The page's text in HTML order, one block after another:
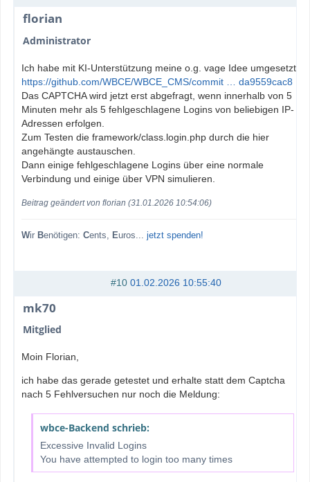
florian
Administrator
Ich habe mit KI-Unterstützung meine o.g. vage Idee umgesetzt.
https://github.com/WBCE/WBCE_CMS/commit … da9559cac8
Das CAPTCHA wird jetzt erst abgefragt, wenn innerhalb von 5
Minuten mehr als 5 fehlgeschlagene Logins von beliebigen IP-
Adressen erfolgen.
Zum Testen die framework/class.login.php durch die hier
angehängte austauschen.
Dann einige fehlgeschlagene Logins über eine normale
Verbindung und einige über VPN simulieren.
Beitrag geändert von florian (31.01.2026 10:54:06)
Wir Benötigen: Cents, Euros... jetzt spenden!
#10 01.02.2026 10:55:40
mk70
Mitglied
Moin Florian,
ich habe das gerade getestet und erhalte statt dem Captcha
nach 5 Fehlversuchen nur noch die Meldung:
wbce-Backend schrieb:
Excessive Invalid Logins
You have attempted to login too many times